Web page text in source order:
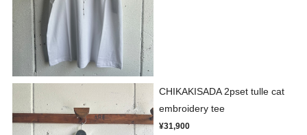
CHIKAKISADA 2pset tulle cat
embroidery tee
¥31,900